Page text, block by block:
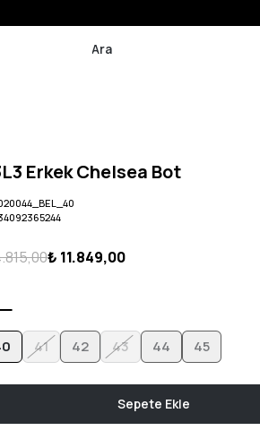
Erkek Chelsea Bot
₺ 11.849,00
41 42 43 44 45
Sepete Ekle